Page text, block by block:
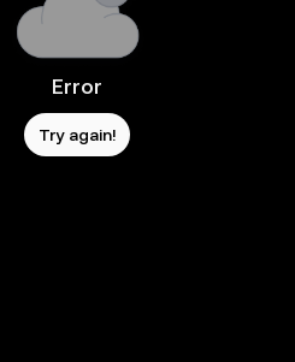
Error
Try again!